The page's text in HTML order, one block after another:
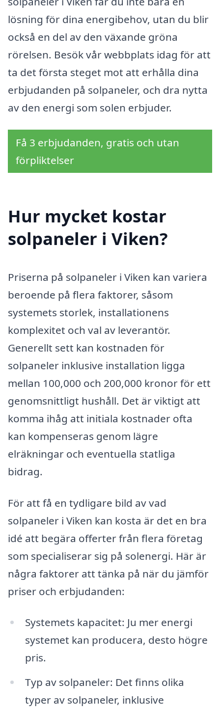
lösning för dina energibehov, utan du blir
också en del av den växande gröna
rörelsen. Besök vår webbplats idag för att
ta det första steget mot att erhålla dina
erbjudanden på solpaneler, och dra nytta
av den energi som solen erbjuder.
Få 3 erbjudanden, gratis och utan
förpliktelser
Hur mycket kostar
solpaneler i Viken?
Priserna på solpaneler i Viken kan variera
beroende på flera faktorer, såsom
systemets storlek, installationens
komplexitet och val av leverantör.
Generellt sett kan kostnaden för
solpaneler inklusive installation ligga
mellan 100,000 och 200,000 kronor för ett
genomsnittligt hushåll. Det är viktigt att
komma ihåg att initiala kostnader ofta
kan kompenseras genom lägre
elräkningar och eventuella statliga
bidrag.
För att få en tydligare bild av vad
solpaneler i Viken kan kosta är det en bra
idé att begära offerter från flera företag
som specialiserar sig på solenergi. Här är
några faktorer att tänka på när du jämför
priser och erbjudanden:
Systemets kapacitet: Ju mer energi
systemet kan producera, desto högre
pris.
Typ av solpaneler: Det finns olika
typer av solpaneler, inklusive